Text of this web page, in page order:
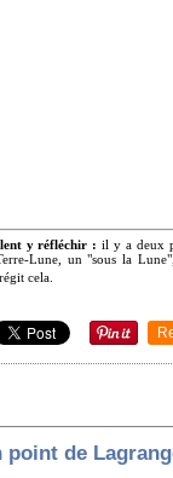
y réfléchir : il y a deux
Lune, un "sous la
cela.
point de